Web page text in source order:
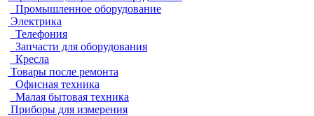
Промышленное оборудование
Электрика
Телефония
Запчасти для оборудования
Кресла
Товары после ремонта
Офисная техника
Малая бытовая техника
Приборы для измерения